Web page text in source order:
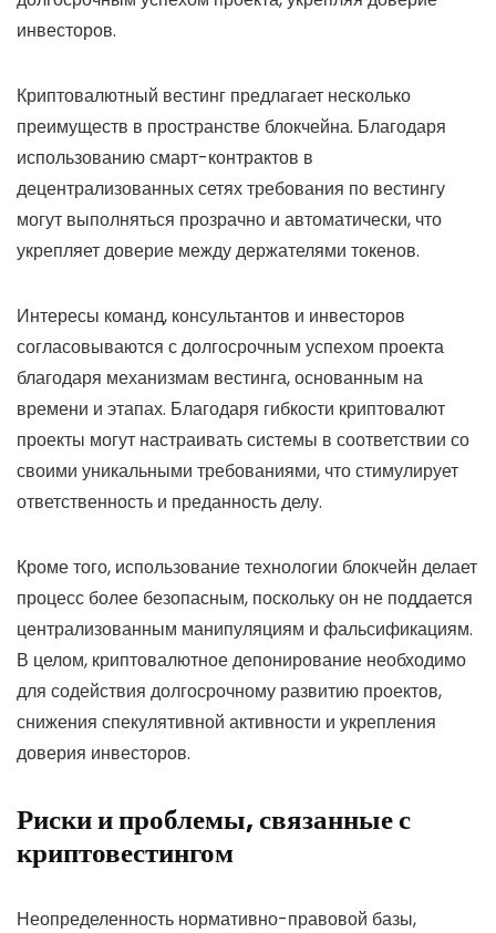
инвесторов.
Криптовалютный вестинг предлагает несколько
преимуществ в пространстве блокчейна. Благодаря
использованию смарт-контрактов в
децентрализованных сетях требования по вестингу
могут выполняться прозрачно и автоматически, что
укрепляет доверие между держателями токенов.
Интересы команд, консультантов и инвесторов
согласовываются с долгосрочным успехом проекта
благодаря механизмам вестинга, основанным на
времени и этапах. Благодаря гибкости криптовалют
проекты могут настраивать системы в соответствии со
своими уникальными требованиями, что стимулирует
ответственность и преданность делу.
Кроме того, использование технологии блокчейн делает
процесс более безопасным, поскольку он не поддается
централизованным манипуляциям и фальсификациям.
В целом, криптовалютное депонирование необходимо
для содействия долгосрочному развитию проектов,
снижения спекулятивной активности и укрепления
доверия инвесторов.
Риски и проблемы, связанные с
криптовестингом
Неопределенность нормативно-правовой базы,